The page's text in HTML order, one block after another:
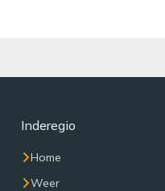
Inderegio
Home
Weer